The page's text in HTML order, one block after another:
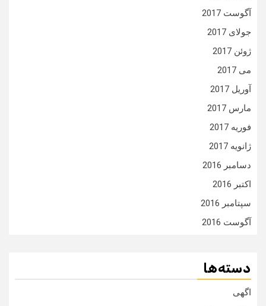
آگوست 2017
جولای 2017
ژوئن 2017
می 2017
آوریل 2017
مارس 2017
فوریه 2017
ژانویه 2017
دسامبر 2016
اکتبر 2016
سپتامبر 2016
آگوست 2016
دسته‌ها
اگهی